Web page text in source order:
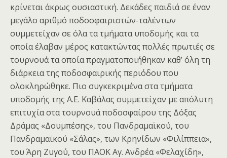
κρίνεται άκρως ουσιαστική. Δεκάδες παιδιά σε έναν
μεγάλο αριθμό ποδοσφαιριστών-ταλέντων
συμμετείχαν σε όλα τα τμήματα υποδομής και τα
οποία έλαβαν μέρος κατακτώντας πολλές πρωτιές σε
τουρνουά τα οποία πραγματοποιήθηκαν καθ’ όλη τη
διάρκεια της ποδοσφαιρικής περιόδου που
ολοκληρώθηκε. Πιο συγκεκριμένα στα τμήματα
υποδομής της Α.Ε. Καβάλας συμμετείχαν με απόλυτη
επιτυχία στα τουρνουά ποδοσφαίρου της Δόξας
Δράμας «Δουμπέσης», του Πανδραμαϊκού, του
Πανδραμαϊκού «Σάλας», των Κρηνίδων «Φιλίππεια»,
του Άρη Ζυγού, του ΠΑΟΚ Αγ. Ανδρέα «Φελαχίδη»,